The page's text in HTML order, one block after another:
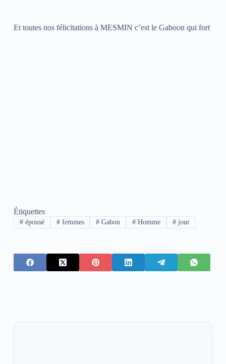
Et toutes nos félicitations à MESMIN c’est le Gaboon qui fort
Étiquettes
#épousé #femmes # Gabon # Homme #jour